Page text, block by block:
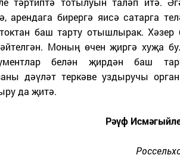
арендага бирергә яисә сатарга
баш тарту отышлырак. Хәзер
Моның өчен җиргә хуҗа
белән җирдән баш
дәүләт теркәве уздыручы
да җитә.
Рәүф